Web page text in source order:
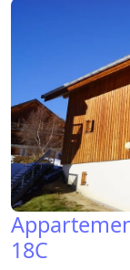
18C